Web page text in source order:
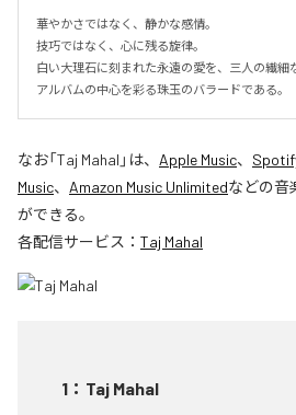
華やかさではなく、静かな感情。
技巧ではなく、心に残る旋律。
白い大理石に刻まれた永遠の愛を、三人の繊細
アルバムの中心を彩る珠玉のバラードである。
なお「Taj Mahal 」は、 Apple Music、
Music、 Amazon Music Unlimitedなどの音
ができる。
各配信サービス： Taj Mahal
1 ： Taj Mahal